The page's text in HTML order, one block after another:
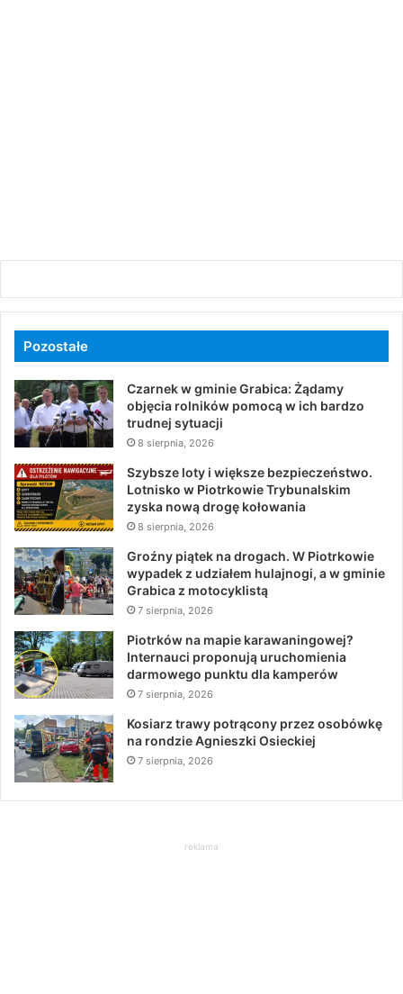
Pozostałe
Czarnek w gminie Grabica: Żądamy
objęcia rolników pomocą w ich bardzo
trudnej sytuacji
8 sierpnia, 2026
Szybsze loty i większe bezpieczeństwo.
Lotnisko w Piotrkowie Trybunalskim
zyska nową drogę kołowania
8 sierpnia, 2026
Groźny piątek na drogach. W Piotrkowie
wypadek z udziałem hulajnogi, a w gminie
Grabica z motocyklistą
7 sierpnia, 2026
Piotrków na mapie karawaningowej?
Internauci proponują uruchomienia
darmowego punktu dla kamperów
7 sierpnia, 2026
Kosiarz trawy potrącony przez osobówkę
na rondzie Agnieszki Osieckiej
7 sierpnia, 2026
reklama